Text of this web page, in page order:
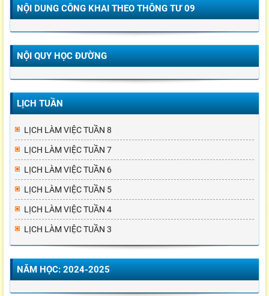
NỘI DUNG CÔNG KHAI THEO THÔNG TƯ 09
NỘI QUY HỌC ĐƯỜNG
LỊCH TUẦN
LỊCH LÀM VIỆC TUẦN 8
LỊCH LÀM VIỆC TUẦN 7
LỊCH LÀM VIỆC TUẦN 6
LỊCH LÀM VIỆC TUẦN 5
LỊCH LÀM VIỆC TUẦN 4
LỊCH LÀM VIỆC TUẦN 3
NĂM HỌC: 2024-2025